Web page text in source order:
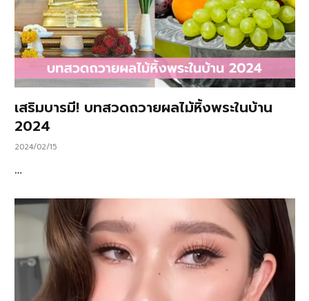
เสริมบารมี! บทสวดถวายผลไม้หิ้งพระในบ้าน
2024
2024/02/15
…